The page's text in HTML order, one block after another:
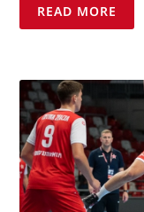
READ MORE